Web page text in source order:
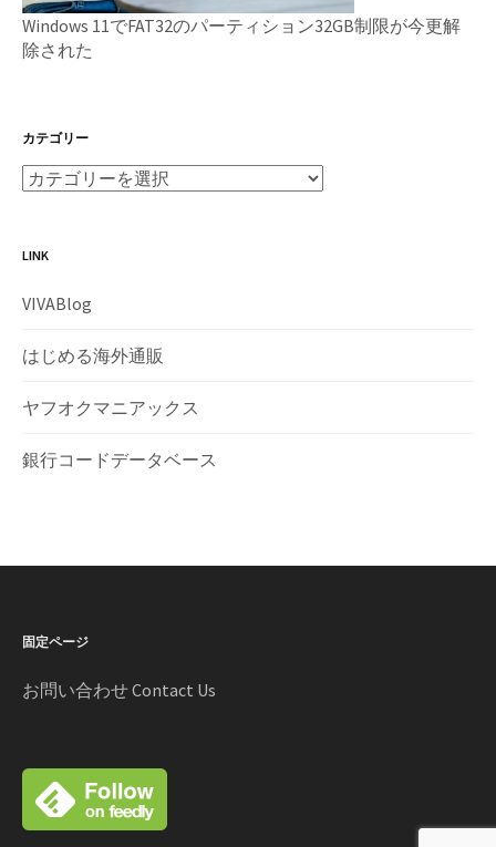
Windows 11でFAT32のパーティション32GB制限が今更解
除された
カテゴリー
LINK
VIVABlog
はじめる海外通販
ヤフオクマニアックス
銀行コードデータベース
固定ページ
お問い合わせ Contact Us